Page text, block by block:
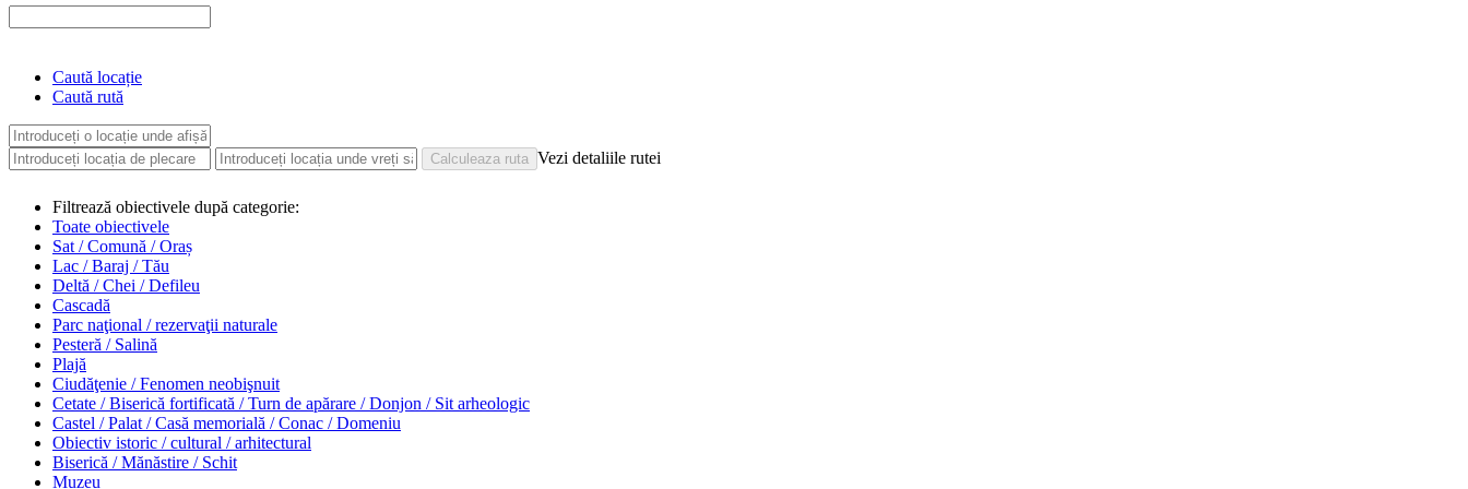
Caută locație
Caută rută
Vezi detaliile rutei
Filtrează obiectivele după categorie:
Toate obiectivele
Sat / Comună / Oraș
Lac / Baraj / Tău
Deltă / Chei / Defileu
Cascadă
Parc naţional / rezervaţii naturale
Pesteră / Salină
Plajă
Ciudăţenie / Fenomen neobişnuit
Cetate / Biserică fortificată / Turn de apărare / Donjon / Sit arheologic
Castel / Palat / Casă memorială / Conac / Domeniu
Obiectiv istoric / cultural / arhitectural
Biserică / Mănăstire / Schit
Muzeu